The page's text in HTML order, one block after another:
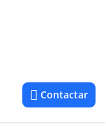
Contactar